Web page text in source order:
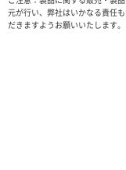
元が行い、弊社はいかなる責任
だきますようお願いいたします。